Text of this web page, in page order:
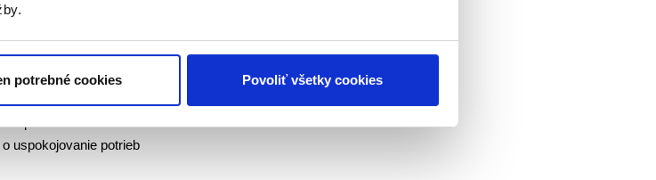
potrebné cookies Povoliť všetky cookies
sortiment profesionálneho
a opatreniam na podporu
špecializovaného obchodu a
uspokojovanie potrieb